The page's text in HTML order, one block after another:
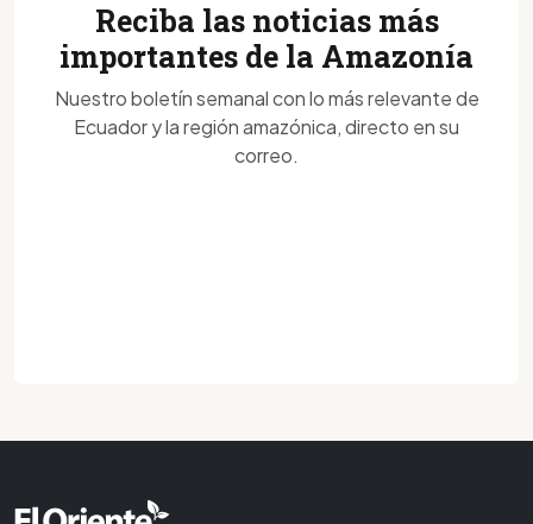
Reciba las noticias más
importantes de la Amazonía
Nuestro boletín semanal con lo más relevante de
Ecuador y la región amazónica, directo en su
correo.